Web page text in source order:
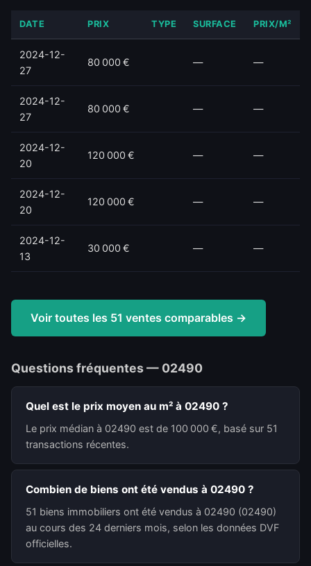
DATE PRIX TYPE SURFACE PRIX/M²
2024-12-
27
80 000 € — —
2024-12-
27
80 000 € — —
2024-12-
20
120 000 € — —
2024-12-
20
120 000 € — —
2024-12-
13
30 000 € — —
Voir toutes les 51 ventes comparables →
Questions fréquentes — 02490
Quel est le prix moyen au m² à 02490 ?
Le prix médian à 02490 est de 100 000 €, basé sur 51
transactions récentes.
Combien de biens ont été vendus à 02490 ?
51 biens immobiliers ont été vendus à 02490 (02490)
au cours des 24 derniers mois, selon les données DVF
officielles.